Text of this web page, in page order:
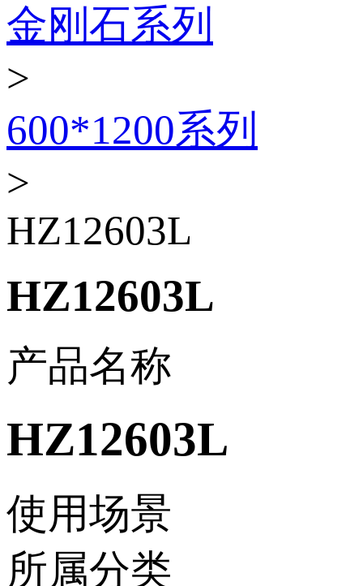
金刚石系列
>
600*1200系列
>
HZ12603L
HZ12603L
产品名称
HZ12603L
使用场景
所属分类